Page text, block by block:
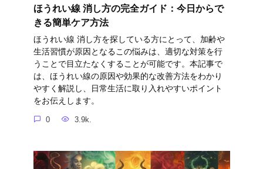
ほうれい線 消し方の完全ガイド：今日からで
きる簡単ケア方法
ほうれい線 消し方を探している方にとって、加齢や
生活習慣が原因となるこの悩みは、適切な対策を行
うことで目立たなくすることが可能です。本記事で
は、ほうれい線の原因や効果的な改善方法をわかり
やすく解説し、日常生活に取り入れやすいポイント
をお伝えします。
0 3.9k.